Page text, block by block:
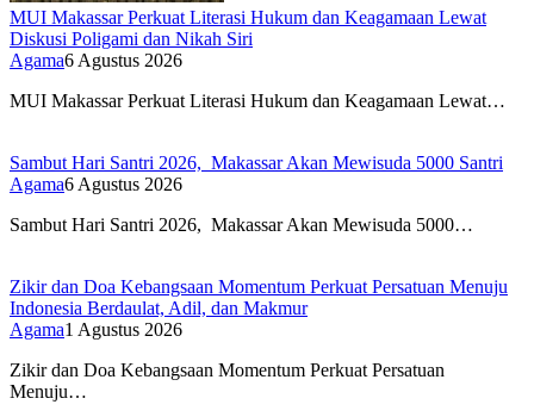
MUI Makassar Perkuat Literasi Hukum dan Keagamaan Lewat
Diskusi Poligami dan Nikah Siri
Agama6 Agustus 2026
MUI Makassar Perkuat Literasi Hukum dan Keagamaan Lewat…
Sambut Hari Santri 2026, Makassar Akan Mewisuda 5000 Santri
Agama6 Agustus 2026
Sambut Hari Santri 2026, Makassar Akan Mewisuda 5000…
Zikir dan Doa Kebangsaan Momentum Perkuat Persatuan Menuju
Indonesia Berdaulat, Adil, dan Makmur
Agama1 Agustus 2026
Zikir dan Doa Kebangsaan Momentum Perkuat Persatuan
Menuju…